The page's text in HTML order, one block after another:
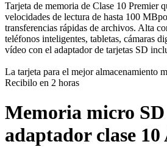
Tarjeta de memoria de Clase 10 Premier
velocidades de lectura de hasta 100
transferencias rápidas de archivos. Alta
teléfonos inteligentes, tabletas, cámaras
vídeo con el adaptador de tarjetas SD
La tarjeta para el mejor almacenamiento
Recibilo en 2 horas
Memoria micro
adaptador clase